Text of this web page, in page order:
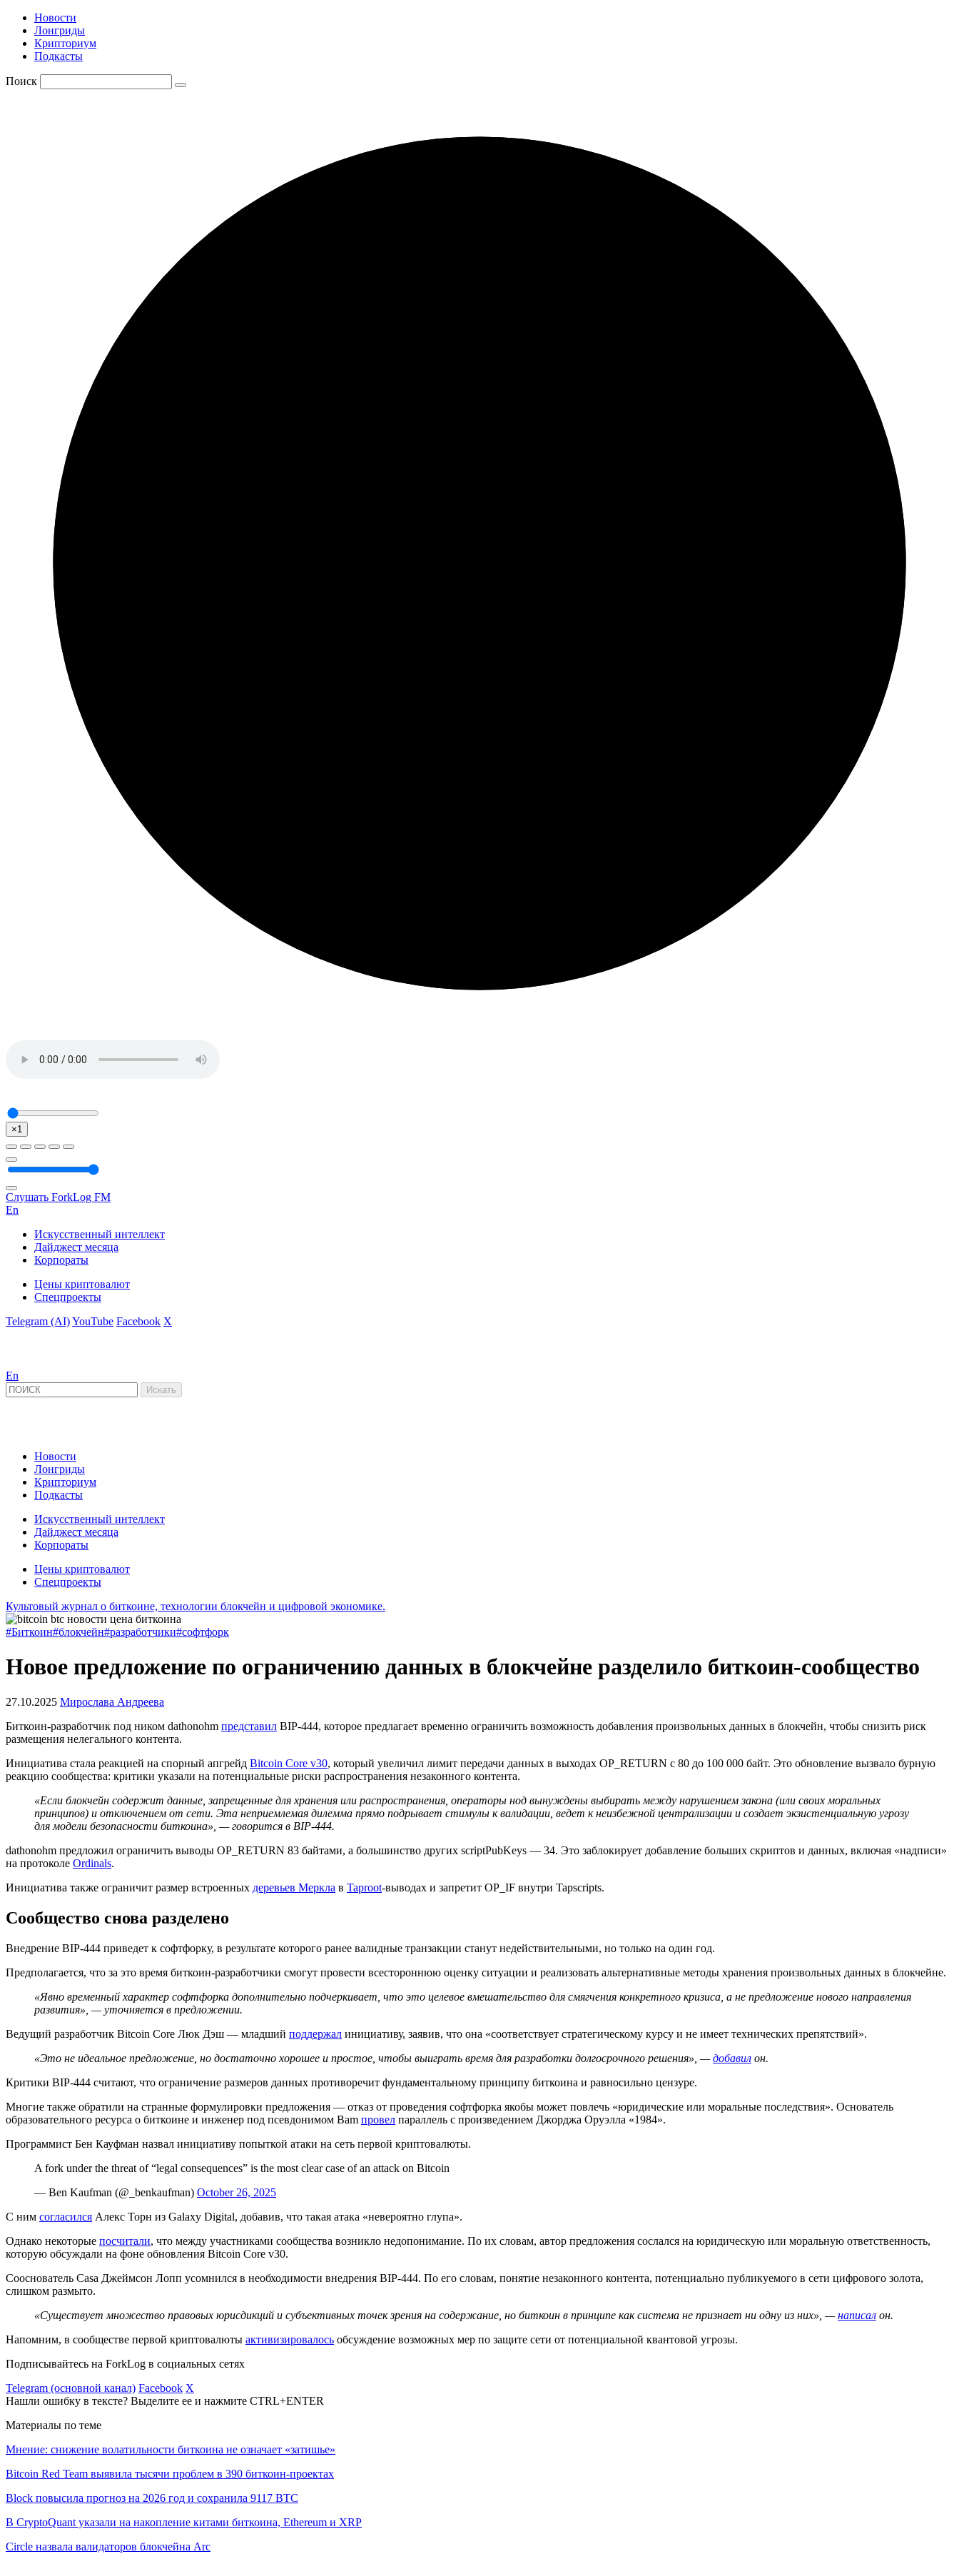
Новости
Лонгриды
Крипториум
Подкасты
Поиск
×1
Слушать ForkLog FM
En
Искусственный интеллект
Дайджест месяца
Корпораты
Цены криптовалют
Спецпроекты
Telegram (AI)YouTube Facebook X
En
Новости
Лонгриды
Крипториум
Подкасты
Искусственный интеллект
Дайджест месяца
Корпораты
Цены криптовалют
Спецпроекты
Культовый журнал о биткоине, технологии блокчейн и цифровой экономике.
#Биткоин#блокчейн#разработчики#софтфорк
Новое предложение по ограничению данных в блокчейне разделило биткоин-сообщество
27.10.2025 Мирослава Андреева
Биткоин-разработчик под ником dathonohm представил BIP-444, которое предлагает временно ограничить возможность добавления произвольных данных в блокчейн, чтобы снизить риск
размещения нелегального контента.
Инициатива стала реакцией на спорный апгрейд Bitcoin Core v30, который увеличил лимит передачи данных в выходах OP_RETURN с 80 до 100 000 байт. Это обновление вызвало бурную
реакцию сообщества: критики указали на потенциальные риски распространения незаконного контента.
«Если блокчейн содержит данные, запрещенные для хранения или распространения, операторы нод вынуждены выбирать между нарушением закона (или своих моральных
принципов) и отключением от сети. Эта неприемлемая дилемма прямо подрывает стимулы к валидации, ведет к неизбежной централизации и создает экзистенциальную угрозу
для модели безопасности биткоина», — говорится в BIP-444.
dathonohm предложил ограничить выводы OP_RETURN 83 байтами, а большинство других scriptPubKeys — 34. Это заблокирует добавление больших скриптов и данных, включая «надписи»
на протоколе Ordinals.
Инициатива также ограничит размер встроенных деревьев Меркла в Taproot-выводах и запретит OP_IF внутри Tapscripts.
Сообщество снова разделено
Внедрение BIP-444 приведет к софтфорку, в результате которого ранее валидные транзакции станут недействительными, но только на один год.
Предполагается, что за это время биткоин-разработчики смогут провести всестороннюю оценку ситуации и реализовать альтернативные методы хранения произвольных данных в блокчейне.
«Явно временный характер софтфорка дополнительно подчеркивает, что это целевое вмешательство для смягчения конкретного кризиса, а не предложение нового направления
развития», — уточняется в предложении.
Ведущий разработчик Bitcoin Core Люк Дэш — младший поддержал инициативу, заявив, что она «соответствует стратегическому курсу и не имеет технических препятствий».
«Это не идеальное предложение, но достаточно хорошее и простое, чтобы выиграть время для разработки долгосрочного решения», —добавил он.
Критики BIP-444 считают, что ограничение размеров данных противоречит фундаментальному принципу биткоина и равносильно цензуре.
Многие также обратили на странные формулировки предложения — отказ от проведения софтфорка якобы может повлечь «юридические или моральные последствия». Основатель
образовательного ресурса о биткоине и инженер под псевдонимом Bam провел параллель с произведением Джорджа Оруэлла «1984».
Программист Бен Кауфман назвал инициативу попыткой атаки на сеть первой криптовалюты.
A fork under the threat of “legal consequences” is the most clear case of an attack on Bitcoin
— Ben Kaufman (@_benkaufman) October 26, 2025
С ним согласился Алекс Торн из Galaxy Digital, добавив, что такая атака «невероятно глупа».
Однако некоторые посчитали, что между участниками сообщества возникло недопонимание. По их словам, автор предложения сослался на юридическую или моральную ответственность,
которую обсуждали на фоне обновления Bitcoin Core v30.
Сооснователь Casa Джеймсон Лопп усомнился в необходимости внедрения BIP-444. По его словам, понятие незаконного контента, потенциально публикуемого в сети цифрового золота,
слишком размыто.
«Существует множество правовых юрисдикций и субъективных точек зрения на содержание, но биткоин в принципе как система не признает ни одну из них», —написал он.
Напомним, в сообществе первой криптовалюты активизировалось обсуждение возможных мер по защите сети от потенциальной квантовой угрозы.
Подписывайтесь на ForkLog в социальных сетях
Telegram (основной канал) Facebook X
Нашли ошибку в тексте? Выделите ее и нажмите CTRL+ENTER
Материалы по теме
Мнение: снижение волатильности биткоина не означает «затишье»
Bitcoin Red Team выявила тысячи проблем в 390 биткоин-проектах
Block повысила прогноз на 2026 год и сохранила 9117 BTC
В CryptoQuant указали на накопление китами биткоина, Ethereum и XRP
Circle назвала валидаторов блокчейна Arc